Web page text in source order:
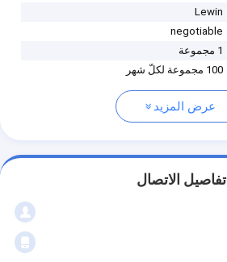
Lewin
negotiable
1 مجموعة
100 مجموعة لكلّ شهر
عرض المزيد
تفاصيل الاتصال